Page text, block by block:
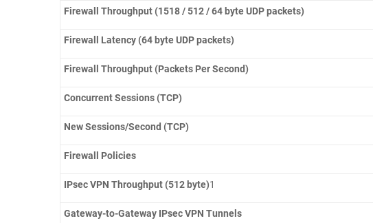
Firewall Throughput (1518 / 512 / 64 byte UDP packets)
Firewall Latency (64 byte UDP packets)
Firewall Throughput (Packets Per Second)
Concurrent Sessions (TCP)
New Sessions/Second (TCP)
Firewall Policies
IPsec VPN Throughput (512 byte)1
Gateway-to-Gateway IPsec VPN Tunnels